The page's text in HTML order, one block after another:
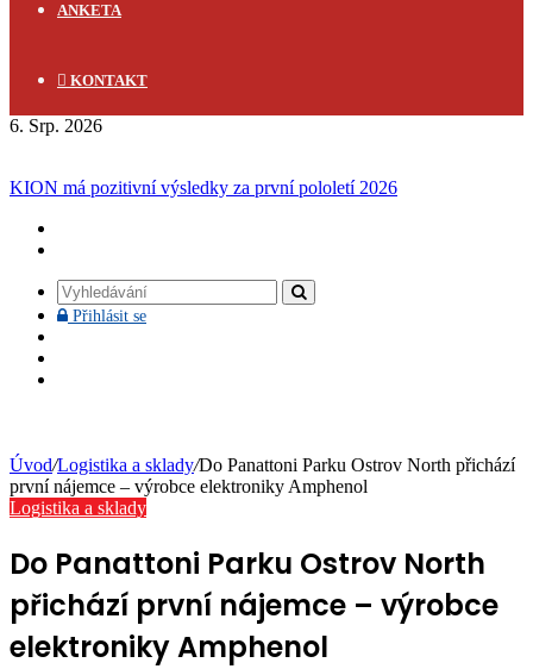
ANKETA
KONTAKT
6. Srp. 2026
KION má pozitivní výsledky za první pololetí 2026
Vyhledávání
Přihlásit sePřihlásit
Úvod/Logistika a sklady/Do Panattoni Parku Ostrov North přichází
první nájemce – výrobce elektroniky Amphenol
Logistika a sklady
Do Panattoni Parku Ostrov North
přichází první nájemce – výrobce
elektroniky Amphenol